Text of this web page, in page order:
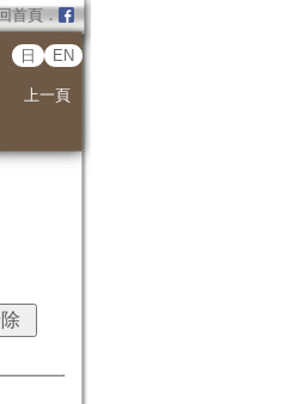
首頁．
日 EN
上一頁